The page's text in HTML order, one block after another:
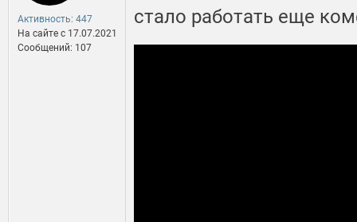
Активность: 447
На сайте c 17.07.2021
Сообщений: 107
стало работать еще